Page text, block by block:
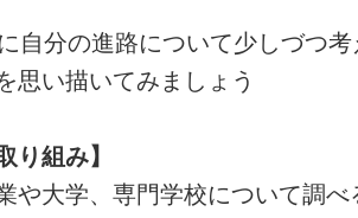
自分の進路について少しづつ
思い描いてみましょう
り組み】
や大学、専門学校について調べ